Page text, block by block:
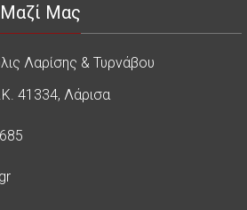
Μαζί Μας
Λαρίσης & Τυρνάβου
41334, Λάρισα